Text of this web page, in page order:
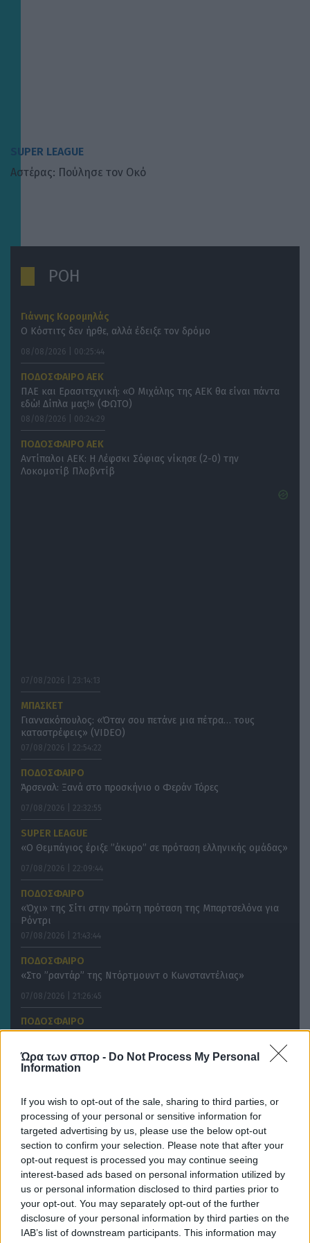
Ώρα των σπορ - Do Not Process My Personal
Information
If you wish to opt-out of the sale, sharing to third parties, or
processing of your personal or sensitive information for
targeted advertising by us, please use the below opt-out
section to confirm your selection. Please note that after your
opt-out request is processed you may continue seeing
interest-based ads based on personal information utilized by
us or personal information disclosed to third parties prior to
your opt-out. You may separately opt-out of the further
disclosure of your personal information by third parties on the
IAB’s list of downstream participants. This information may
SUPER LEAGUE
Αστέρας: Πούλησε τον Οκό
ΡΟΗ
Γιάννης Κορομηλάς
Ο Κόστιτς δεν ήρθε, αλλά έδειξε τον δρόμο
08/08/2026 | 00:25:44
ΠΟΔΟΣΦΑΙΡΟ ΑΕΚ
ΠΑΕ και Ερασιτεχνική: «Ο Μιχάλης της ΑΕΚ θα είναι πάντα
εδώ! Δίπλα μας!» (ΦΩΤΟ)
08/08/2026 | 00:24:29
ΠΟΔΟΣΦΑΙΡΟ ΑΕΚ
Αντίπαλοι ΑΕΚ: Η Λέφσκι Σόφιας νίκησε (2-0) την
Λοκομοτίβ Πλοβντίβ
07/08/2026 | 23:14:13
ΜΠΑΣΚΕΤ
Γιαννακόπουλος: «Όταν σου πετάνε μια πέτρα… τους
καταστρέφεις» (VIDEO)
07/08/2026 | 22:54:22
ΠΟΔΟΣΦΑΙΡΟ
Άρσεναλ: Ξανά στο προσκήνιο ο Φεράν Τόρες
07/08/2026 | 22:32:55
SUPER LEAGUE
«Ο Θεμπάγιος έριξε ”άκυρο” σε πρόταση ελληνικής ομάδας»
07/08/2026 | 22:09:44
ΠΟΔΟΣΦΑΙΡΟ
«Όχι» της Σίτι στην πρώτη πρόταση της Μπαρτσελόνα για
Ρόντρι
07/08/2026 | 21:43:44
ΠΟΔΟΣΦΑΙΡΟ
«Στο ”ραντάρ” της Ντόρτμουντ ο Κωνσταντέλιας»
07/08/2026 | 21:26:45
ΠΟΔΟΣΦΑΙΡΟ